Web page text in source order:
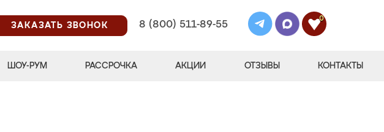
ЗАКАЗАТЬ ЗВОНОК
8 (800) 511-89-55
0
ШОУ-РУМ РАССРОЧКА АКЦИИ ОТЗЫВЫ КОНТАКТЫ